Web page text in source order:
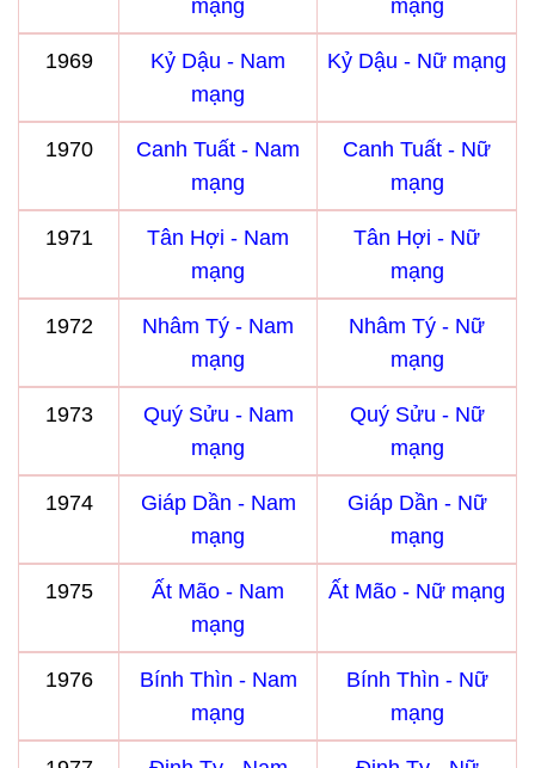
mạng
mạng
1969
Kỷ Dậu - Nam
mạng
Kỷ Dậu - Nữ mạng
1970
Canh Tuất - Nam
mạng
Canh Tuất - Nữ
mạng
1971
Tân Hợi - Nam
mạng
Tân Hợi - Nữ
mạng
1972
Nhâm Tý - Nam
mạng
Nhâm Tý - Nữ
mạng
1973
Quý Sửu - Nam
mạng
Quý Sửu - Nữ
mạng
1974
Giáp Dần - Nam
mạng
Giáp Dần - Nữ
mạng
1975
Ất Mão - Nam
mạng
Ất Mão - Nữ mạng
1976
Bính Thìn - Nam
mạng
Bính Thìn - Nữ
mạng